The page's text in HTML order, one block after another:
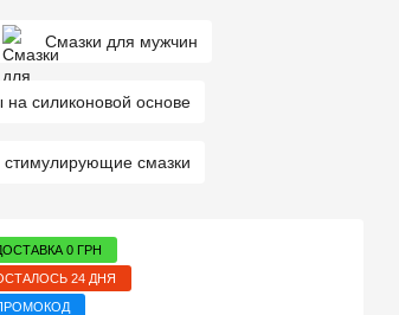
Смазки для мужчин
на силиконовой основе
стимулирующие смазки
0 ГРН
24 ДНЯ